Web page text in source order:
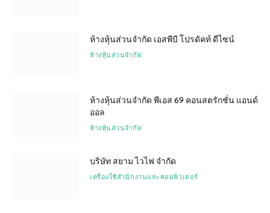
ห้างหุ้นส่วนจำกัด เอสพีบี โปรดัคท์ ดีไซน์
ห้างหุ้นส่วนจำกัด
ห้างหุ้นส่วนจำกัด พีเอส 69 คอนสตรักชั่น แอนด์
ออล
ห้างหุ้นส่วนจำกัด
บริษัท สยาม ไวไฟ จำกัด
เครื่องใช้สำนักงานและคอมพิวเตอร์